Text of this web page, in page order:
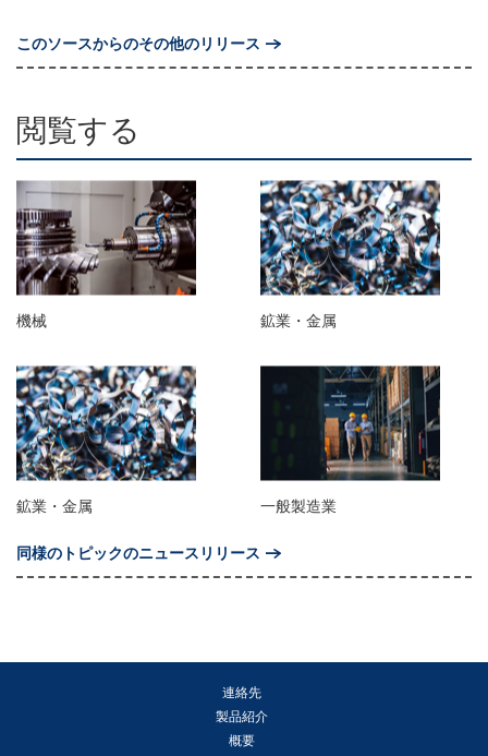
このソースからのその他のリリース
閲覧する
機械 鉱業・金属
鉱業・金属 一般製造業
同様のトピックのニュースリリース
連絡先
製品紹介
概要